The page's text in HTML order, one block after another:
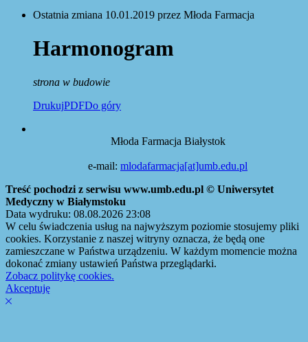
Ostatnia zmiana 10.01.2019 przez Młoda Farmacja
Harmonogram
strona w budowie
DrukujPDFDo góry
Młoda Farmacja Białystok
e-mail: mlodafarmacja[at]umb.edu.pl
Treść pochodzi z serwisu www.umb.edu.pl © Uniwersytet
Medyczny w Białymstoku
Data wydruku: 08.08.2026 23:08
W celu świadczenia usług na najwyższym poziomie stosujemy pliki
cookies. Korzystanie z naszej witryny oznacza, że będą one
zamieszczane w Państwa urządzeniu. W każdym momencie można
dokonać zmiany ustawień Państwa przeglądarki.
Zobacz politykę cookies.
Akceptuję